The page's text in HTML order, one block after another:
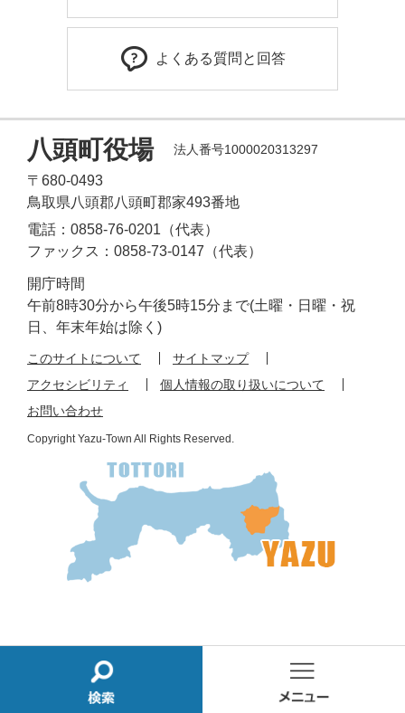
よくある質問と回答
八頭町役場 法人番号1000020313297
〒680-0493
鳥取県八頭郡八頭町郡家493番地
電話：0858-76-0201（代表）
ファックス：0858-73-0147（代表）
開庁時間
午前8時30分から午後5時15分まで(土曜・日曜・祝
日、年末年始は除く)
このサイトについて
サイトマップ
アクセシビリティ
個人情報の取り扱いについて
お問い合わせ
Copyright Yazu-Town All Rights Reserved.